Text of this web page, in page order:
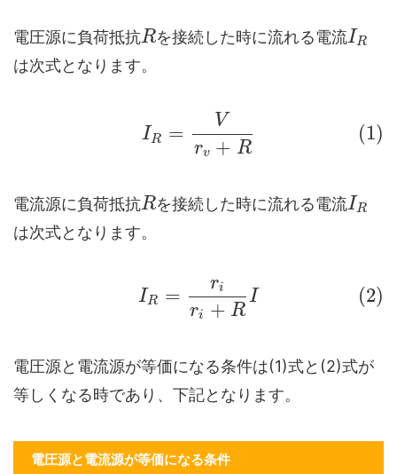
電圧源に負荷抵抗Rを接続した時に流れる電流IR
は次式となります。
IR =
V
rv + R
(1)
電流源に負荷抵抗Rを接続した時に流れる電流IR
は次式となります。
IR =
ri
ri + R
I (2)
電圧源と電流源が等価になる条件は(1)式と(2)式が
等しくなる時であり、下記となります。
電圧源と電流源が等価になる条件